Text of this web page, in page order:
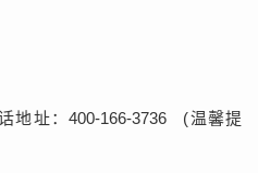
地址：400-166-3736 (温馨提